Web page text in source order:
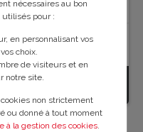
5.60 ha
nécessaires au bon
pour :
en personnalisant vos
choix.
de visiteurs et en
notre site.
non strictement
ou donné à tout moment
à la gestion des cookies.